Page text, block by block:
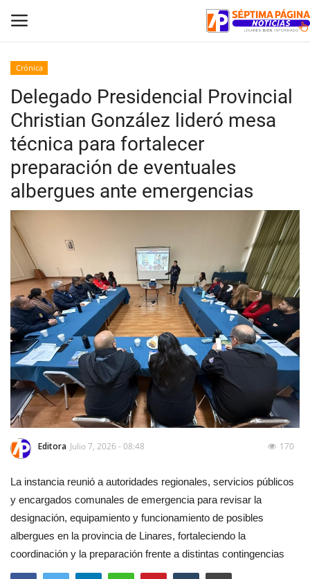
Inicio
Crónica
Policial
Tribunales
Deporte
Política
Espectáculos
Crónica
Delegado Presidencial Provincial
Christian González lideró mesa
técnica para fortalecer
preparación de eventuales
albergues ante emergencias
Editora Julio 7, 2026 - 08:48 170
La instancia reunió a autoridades regionales, servicios públicos
y encargados comunales de emergencia para revisar la
designación, equipamiento y funcionamiento de posibles
albergues en la provincia de Linares, fortaleciendo la
coordinación y la preparación frente a distintas contingencias